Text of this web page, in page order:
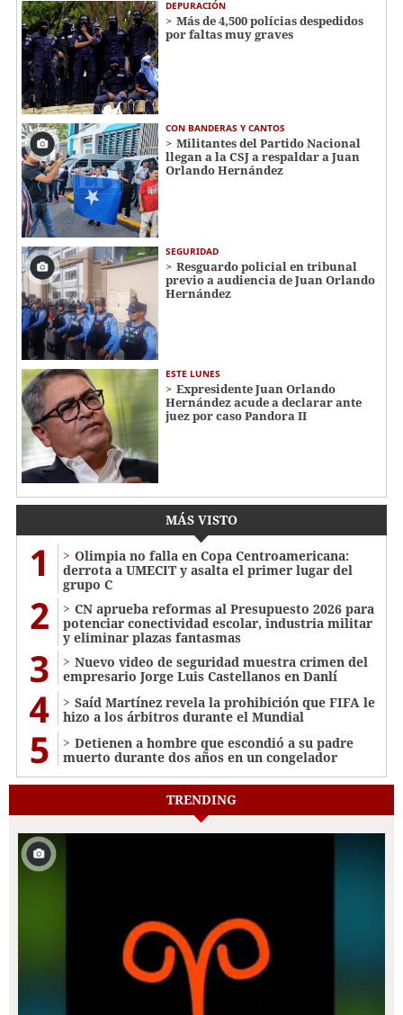
DEPURACIÓN
Más de 4,500 polícias despedidos
por faltas muy graves
CON BANDERAS Y CANTOS
Militantes del Partido Nacional
llegan a la CSJ a respaldar a Juan
Orlando Hernández
SEGURIDAD
Resguardo policial en tribunal
previo a audiencia de Juan Orlando
Hernández
ESTE LUNES
Expresidente Juan Orlando
Hernández acude a declarar ante
juez por caso Pandora II
MÁS VISTO
1
Olimpia no falla en Copa Centroamericana:
derrota a UMECIT y asalta el primer lugar del
grupo C
2
CN aprueba reformas al Presupuesto 2026 para
potenciar conectividad escolar, industria militar
y eliminar plazas fantasmas
3
Nuevo video de seguridad muestra crimen del
empresario Jorge Luis Castellanos en Danlí
4
Saíd Martínez revela la prohibición que FIFA le
hizo a los árbitros durante el Mundial
5
Detienen a hombre que escondió a su padre
muerto durante dos años en un congelador
TRENDING